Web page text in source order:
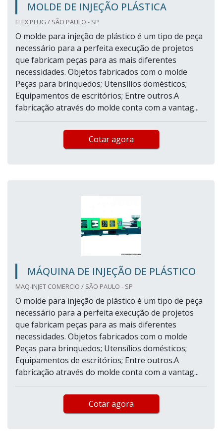
MOLDE DE INJEÇÃO PLÁSTICA
FLEX PLUG / SÃO PAULO - SP
O molde para injeção de plástico é um tipo de peça
necessário para a perfeita execução de projetos
que fabricam peças para as mais diferentes
necessidades. Objetos fabricados com o molde
Peças para brinquedos; Utensílios domésticos;
Equipamentos de escritórios; Entre outros.A
fabricação através do molde conta com a vantag...
Cotar agora
MÁQUINA DE INJEÇÃO DE PLÁSTICO
MAQ-INJET COMERCIO / SÃO PAULO - SP
O molde para injeção de plástico é um tipo de peça
necessário para a perfeita execução de projetos
que fabricam peças para as mais diferentes
necessidades. Objetos fabricados com o molde
Peças para brinquedos; Utensílios domésticos;
Equipamentos de escritórios; Entre outros.A
fabricação através do molde conta com a vantag...
Cotar agora